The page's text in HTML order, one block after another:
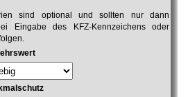
sind optional und sollten nur dann
Eingabe des KFZ-Kennzeichens oder